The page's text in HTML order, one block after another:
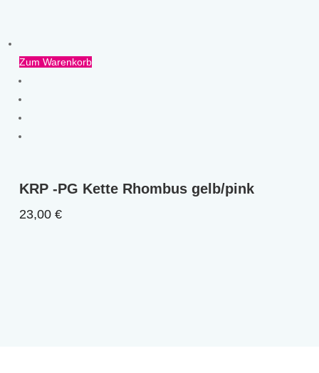
Zum Warenkorb
KRP -PG Kette Rhombus gelb/pink
23,00€